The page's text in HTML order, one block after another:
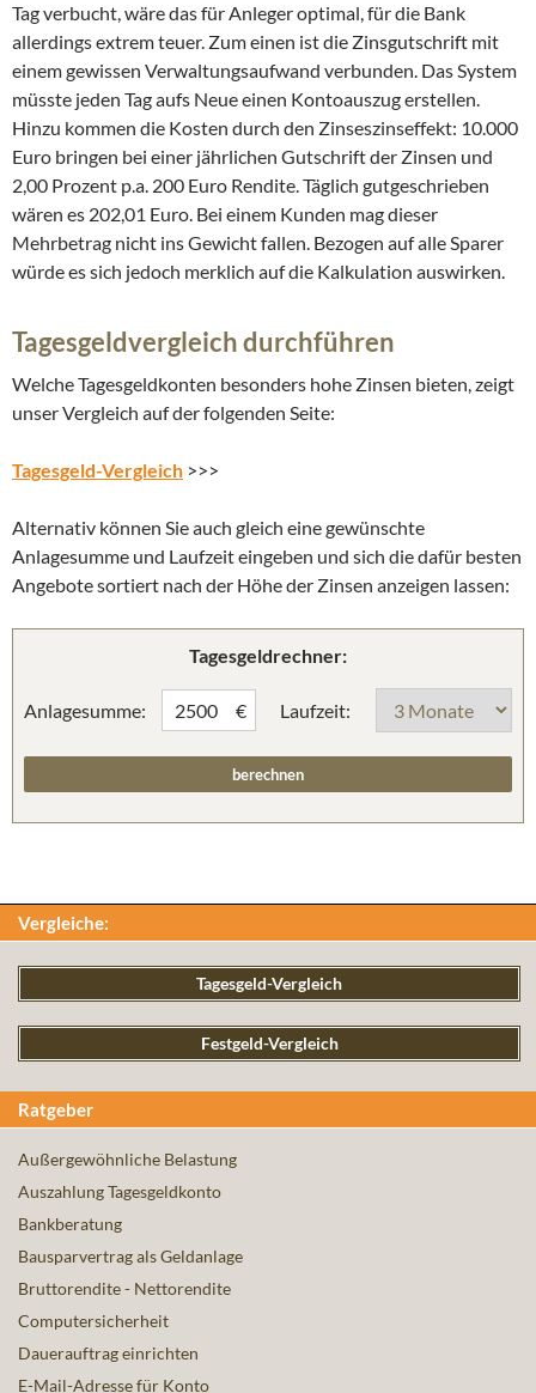
Tag verbucht, wäre das für Anleger optimal, für die Bank
allerdings extrem teuer. Zum einen ist die Zinsgutschrift mit
einem gewissen Verwaltungsaufwand verbunden. Das System
müsste jeden Tag aufs Neue einen Kontoauszug erstellen.
Hinzu kommen die Kosten durch den Zinseszinseffekt: 10.000
Euro bringen bei einer jährlichen Gutschrift der Zinsen und
2,00 Prozent p.a. 200 Euro Rendite. Täglich gutgeschrieben
wären es 202,01 Euro. Bei einem Kunden mag dieser
Mehrbetrag nicht ins Gewicht fallen. Bezogen auf alle Sparer
würde es sich jedoch merklich auf die Kalkulation auswirken.
Tagesgeldvergleich durchführen
Welche Tagesgeldkonten besonders hohe Zinsen bieten, zeigt
unser Vergleich auf der folgenden Seite:
Tagesgeld-Vergleich >>>
Alternativ können Sie auch gleich eine gewünschte
Anlagesumme und Laufzeit eingeben und sich die dafür besten
Angebote sortiert nach der Höhe der Zinsen anzeigen lassen:
Tagesgeldrechner:
Anlagesumme: € Laufzeit:
Vergleiche:
Tagesgeld-Vergleich
Festgeld-Vergleich
Ratgeber
Außergewöhnliche Belastung
Auszahlung Tagesgeldkonto
Bankberatung
Bausparvertrag als Geldanlage
Bruttorendite - Nettorendite
Computersicherheit
Dauerauftrag einrichten
E-Mail-Adresse für Konto